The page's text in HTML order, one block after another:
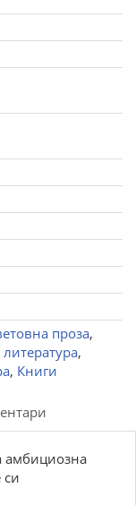
проза,
,
, Книги
амбициозна
си